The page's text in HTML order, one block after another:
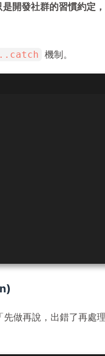
是開發社群的習慣約定
機制。
做再說，出錯了再處